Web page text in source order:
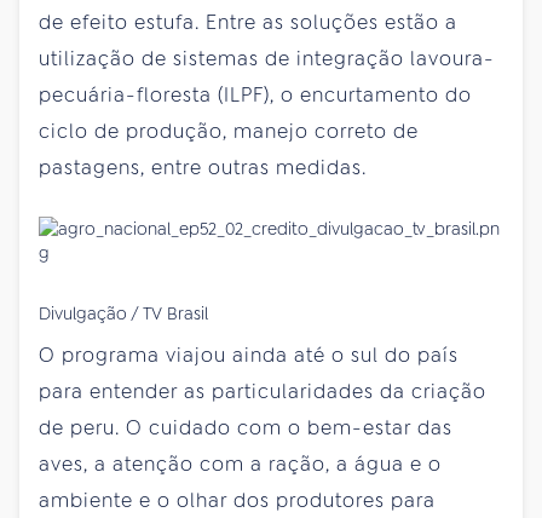
de efeito estufa. Entre as soluções estão a
utilização de sistemas de integração lavoura-
pecuária-floresta (ILPF), o encurtamento do
ciclo de produção, manejo correto de
pastagens, entre outras medidas.
Divulgação / TV Brasil
O programa viajou ainda até o sul do país
para entender as particularidades da criação
de peru. O cuidado com o bem-estar das
aves, a atenção com a ração, a água e o
ambiente e o olhar dos produtores para